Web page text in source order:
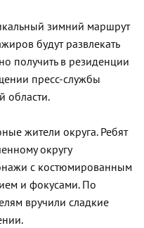
зимний маршрут
будут развлекать
получить в резиденции
пресс-службы
области.
жители округа. Ребят
округу
с костюмированным
и фокусами. По
вручили сладкие